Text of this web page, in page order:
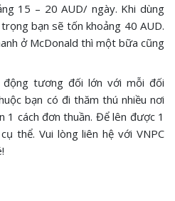
15 – 20 AUD/ ngày. Khi dùng
bạn sẽ tốn khoảng 40 AUD.
ở McDonald thì một bữa cũng
động tương đối lớn với mỗi đối
bạn có đi thăm thú nhiều nơi
1 cách đơn thuần. Để lên được 1
thể. Vui lòng liên hệ với VNPC